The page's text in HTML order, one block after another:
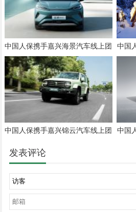
中国人保携手嘉兴海景汽车线上团
购会
中国
中国人保携手嘉兴锦云汽车线上团
中国
发表评论